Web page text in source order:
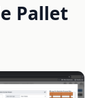
Pallet